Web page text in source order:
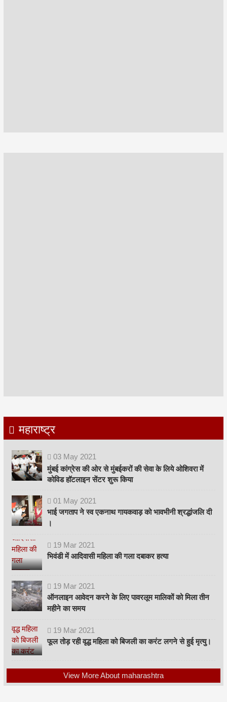
महाराष्ट्र
03 May 2021
मुंबई कांग्रेस की ओर से मुंबईकरों की सेवा के लिये ओशिवरा में
कोविड हॉटलाइन सेंटर शुरू किया
01 May 2021
भाई जगताप ने स्व एकनाथ गायकवाड़ को भावभीनी श्रद्धांजलि दी
।
19 Mar 2021
भिवंडी में आदिवासी महिला की गला दबाकर हत्या
19 Mar 2021
ऑनलाइन आवेदन करने के लिए पावरलूम मालिकों को मिला तीन
महीने का समय
19 Mar 2021
फूल तोड़ रही वृद्ध महिला को बिजली का करंट लगने से हुई मृत्यु।
View More About maharashtra